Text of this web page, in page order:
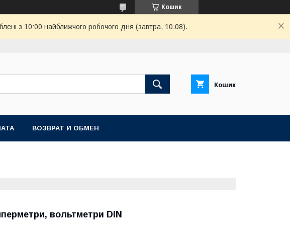
Кошик
з 10:00 найближчого робочого дня (завтра, 10.08).
Кошик
ВОЗВРАТ И ОБМЕН
вольтметри DIN